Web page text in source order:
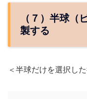
（７）半球（
製する
＜半球だけを選択し